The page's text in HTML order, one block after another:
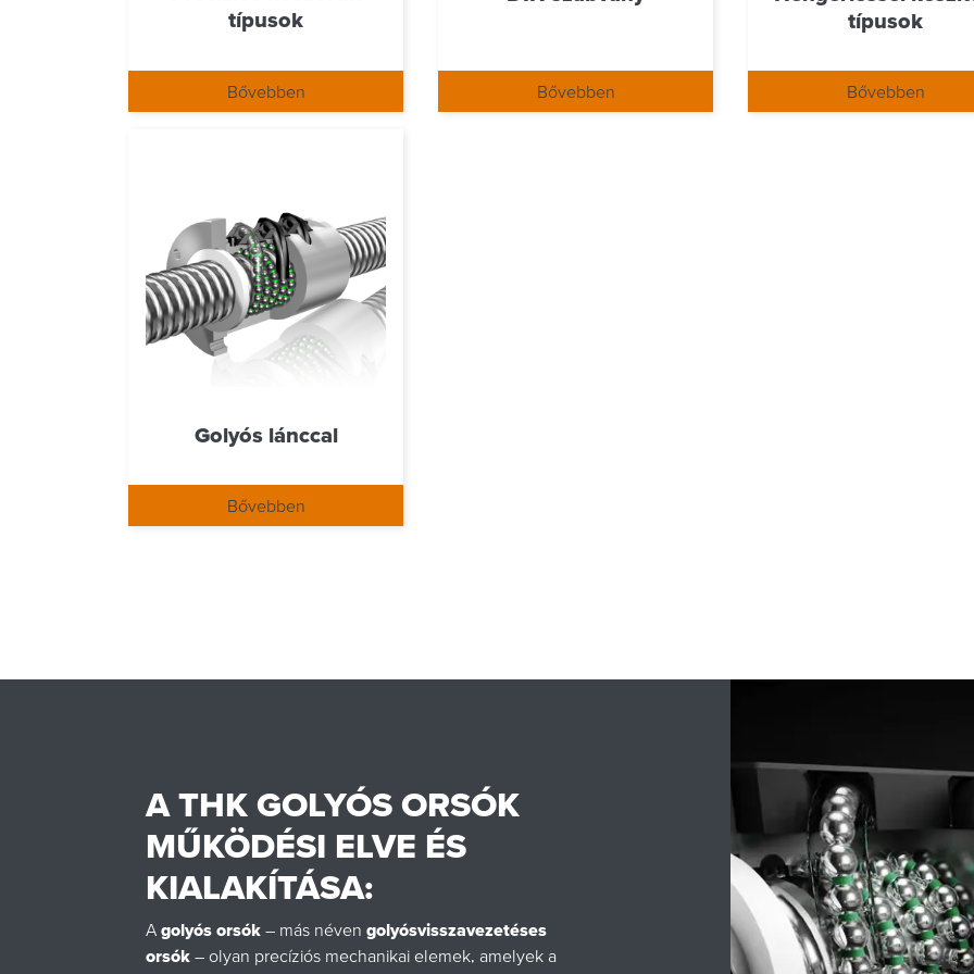
típusok
Bővebben Bővebben
típusok
Bővebben
Golyós lánccal
Bővebben
A THK GOLYÓS ORSÓK
MŰKÖDÉSI ELVE ÉS
KIALAKÍTÁSA:
Agolyós orsók – más névengolyósvisszavezetéses
orsók – olyan precíziós mechanikai elemek, amelyek a